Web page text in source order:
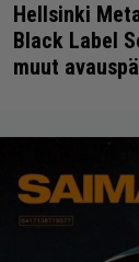
Hellsinki
Black Label
muut